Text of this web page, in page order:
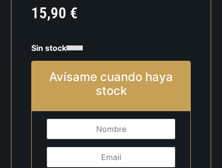
15,90 €
Sin stock
Avísame cuando haya
stock